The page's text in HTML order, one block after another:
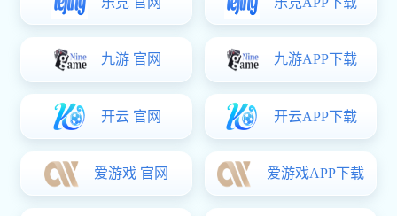
电网领域及其相关领域推
荐与对标表